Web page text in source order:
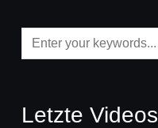
Letzte Videos